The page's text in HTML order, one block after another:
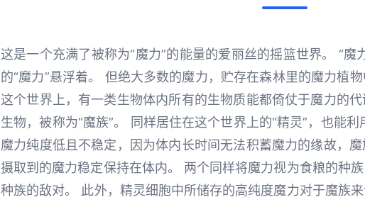
这是一个充满了被称为“魔力”的能量的爱丽丝的摇篮世界。 “魔
的“魔力”悬浮着。 但绝大多数的魔力，贮存在森林里的魔力植
这个世界上，有一类生物体内所有的生物质能都倚仗于魔力的
生物，被称为“魔族”。 同样居住在这个世界上的“精灵”，也能
魔力纯度低且不稳定，因为体内长时间无法积蓄魔力的缘故，
摄取到的魔力稳定保持在体内。 两个同样将魔力视为食粮的种
种族的敌对。 此外，精灵细胞中所储存的高纯度魔力对于魔族